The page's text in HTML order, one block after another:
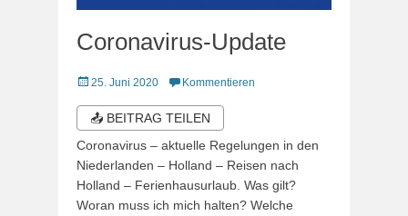
Coronavirus-Update
Veröffentlicht
25. Juni 2020 Kommentieren
📤 BEITRAG TEILEN
Coronavirus – aktuelle Regelungen in den
Niederlanden – Holland – Reisen nach
Holland – Ferienhausurlaub. Was gilt?
Woran muss ich mich halten? Welche